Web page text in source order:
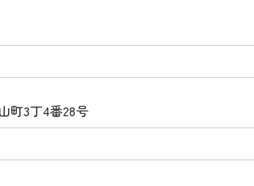
町3丁4番28号